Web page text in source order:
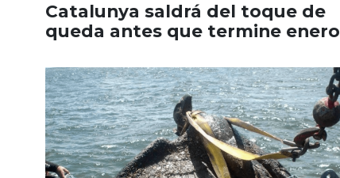
Catalunya saldrá del toque de
queda antes que termine enero